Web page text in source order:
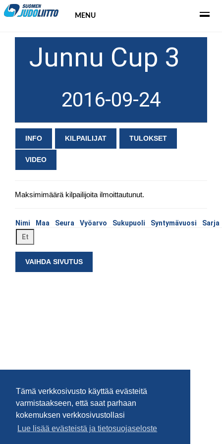
Tämä verkkosivusto käyttää evästeitä
varmistaakseen, että saat parhaan
kokemuksen verkkosivustollasi
Lue lisää evästeistä ja tietosuojaseloste
MENU
Junnu Cup 3
2016-09-24
INFO KILPAILIJAT TULOKSET
VIDEO
Maksimimäärä kilpailijoita ilmoittautunut.
Nimi Maa Seura Vyöarvo Sukupuoli Syntymävuosi Sarja
VAIHDA SIVUTUS